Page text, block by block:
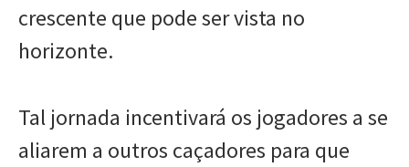
crescente que pode ser vista no
horizonte.
Tal jornada incentivará os jogadores a se
aliarem a outros caçadores para que